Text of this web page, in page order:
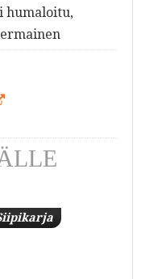
humaloitu,